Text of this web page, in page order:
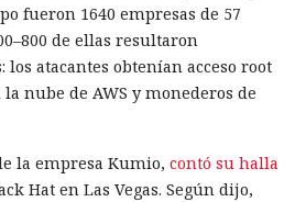
fueron 1640 empresas de 57
de ellas resultaron
los atacantes obtenían acceso root
nube de AWS y monederos de
la empresa Kumio, contó su halla
Hat en Las Vegas. Según dijo,